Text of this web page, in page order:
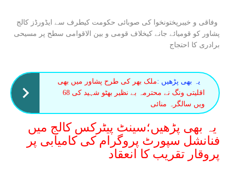
وفاقی و خیبرپختونخوا کی صوبائی حکومت کیطرف سے ایڈورڈز کالج
پشاور کو قومیائے جانے کیخلاف قومی و بین الاقوامی سطح پر مسیحی
برادری کا احتجاج
یہ بھی پڑھیں :ملک بھر کی طرح پشاور میں بھی
اقلیتی ونگ نے محترمہ بے نظیر بھٹو شہید کی 68
ویں سالگرہ منائی
یہ بھی پڑھیں؛سینٹ پیٹرکس کالج میں
فنانشل سپورٹ پروگرام کی کامیابی پر
پروقار تقریب کا انعقاد